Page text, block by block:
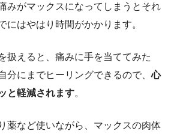
みがマックスになってしまうとそれ
にはやはり時間がかかります。
扱えると、痛みに手を当ててみた
分にまでヒーリングできるので、心
と軽減されます。
薬など使いながら、マックスの肉体